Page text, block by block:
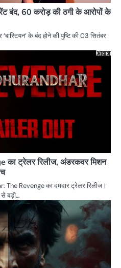
बंद, 60 करोड़ की ठगी के आरोपों के
के बंद होने की पुष्टि की 03 सितंबर
ट्रेलर रिलीज, अंडरकवर मिशन
The Revenge का दमदार ट्रेलर रिलीज।
बड़ी…